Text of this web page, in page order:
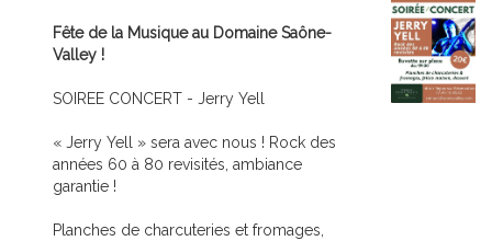
Fête de la Musique au Domaine Saône-
Valley !
SOIREE CONCERT - Jerry Yell
« Jerry Yell » sera avec nous ! Rock des
années 60 à 80 revisités, ambiance
garantie !
Planches de charcuteries et fromages,